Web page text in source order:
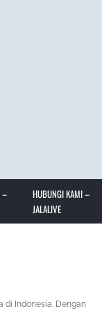
–
HUBUNGI KAMI –
JALALIVE
di Indonesia. Dengan